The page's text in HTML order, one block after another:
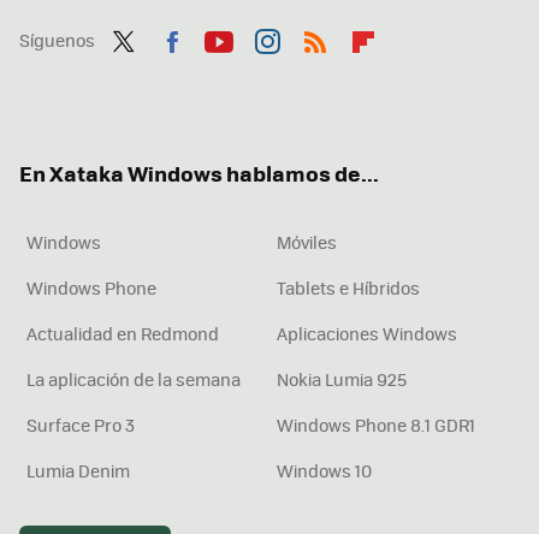
Síguenos
En Xataka Windows hablamos de...
Windows
Móviles
Windows Phone
Tablets e Híbridos
Actualidad en Redmond
Aplicaciones Windows
La aplicación de la semana
Nokia Lumia 925
Surface Pro 3
Windows Phone 8.1 GDR1
Lumia Denim
Windows 10